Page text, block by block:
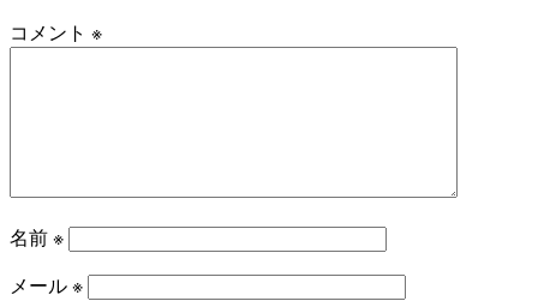
コメント ※
名前※
メール※